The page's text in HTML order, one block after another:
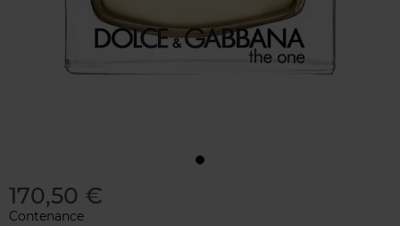
170,50 €
Contenance